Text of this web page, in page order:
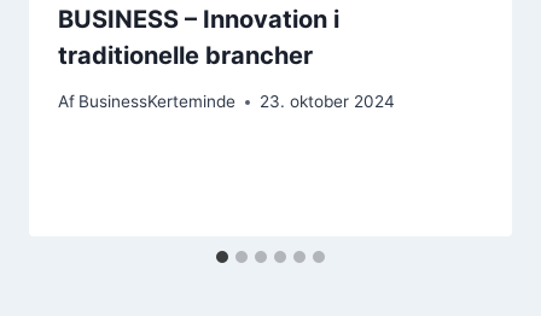
BUSINESS – Innovation i
traditionelle brancher
Af BusinessKerteminde 23. oktober 2024